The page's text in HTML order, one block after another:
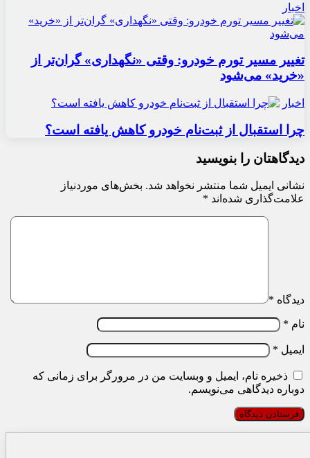
اخبار
تغییر مسیر تورم خودرو: وقتی «نگهداری» گران‌تر از
«خرید» می‌شود
اخبار
چرا استقبال از ثبت‌نام خودرو کاهش یافته است؟
دیدگاهتان را بنویسید
نشانی ایمیل شما منتشر نخواهد شد. بخش‌های موردنیاز
علامت‌گذاری شده‌اند *
دیدگاه *
نام *
ایمیل *
ذخیره نام، ایمیل و وبسایت من در مرورگر برای زمانی که
دوباره دیدگاهی می‌نویسم.